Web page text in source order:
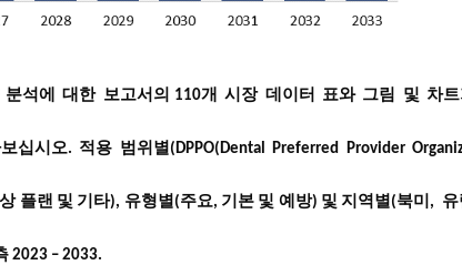
분석에 대한 보고서의 110개 시장 데이터 표와 그림 및 차
십시오. 적용 범위별(DPPO(Dental Preferred Provider
플랜 및 기타), 유형별(주요, 기본 및 예방) 및 지역별(북미, 유
2023 – 2033.